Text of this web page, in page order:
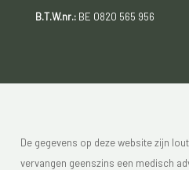
B.T.W.nr.:BE 0820 565 956
De gegevens op deze website zijn
vervangen geenszins een medisch